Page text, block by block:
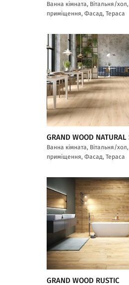
Ванна кімната, Вітальня/
приміщення, Фасад, Тераса
GRAND WOOD NATURAL
Ванна кімната, Вітальня/
приміщення, Фасад, Тераса
GRAND WOOD RUSTIC